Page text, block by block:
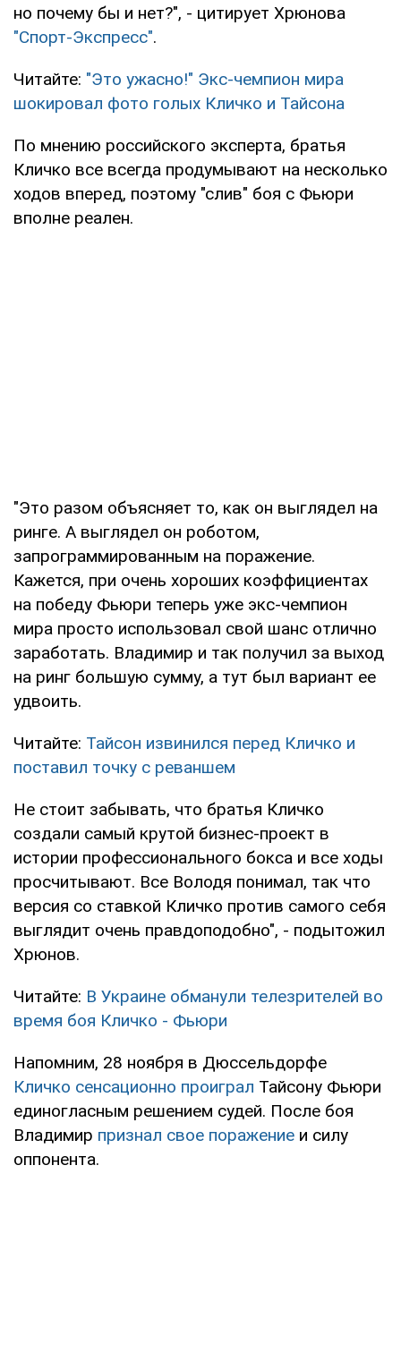
но почему бы и нет?", - цитирует Хрюнова
"Спорт-Экспресс".
Читайте: "Это ужасно!" Экс-чемпион мира
шокировал фото голых Кличко и Тайсона
По мнению российского эксперта, братья
Кличко все всегда продумывают на несколько
ходов вперед, поэтому "слив" боя с Фьюри
вполне реален.
"Это разом объясняет то, как он выглядел на
ринге. А выглядел он роботом,
запрограммированным на поражение.
Кажется, при очень хороших коэффициентах
на победу Фьюри теперь уже экс-чемпион
мира просто использовал свой шанс отлично
заработать. Владимир и так получил за выход
на ринг большую сумму, а тут был вариант ее
удвоить.
Читайте: Тайсон извинился перед Кличко и
поставил точку с реваншем
Не стоит забывать, что братья Кличко
создали самый крутой бизнес-проект в
истории профессионального бокса и все ходы
просчитывают. Все Володя понимал, так что
версия со ставкой Кличко против самого себя
выглядит очень правдоподобно", - подытожил
Хрюнов.
Читайте: В Украине обманули телезрителей во
время боя Кличко - Фьюри
Напомним, 28 ноября в Дюссельдорфе
Кличко сенсационно проиграл Тайсону Фьюри
единогласным решением судей. После боя
Владимир признал свое поражение и силу
оппонента.